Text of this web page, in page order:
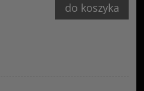
do koszyka